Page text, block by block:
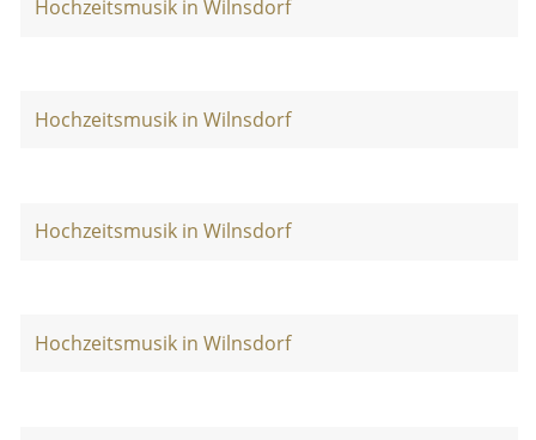
Hochzeitsmusik in Wilnsdorf
Hochzeitsmusik in Wilnsdorf
Hochzeitsmusik in Wilnsdorf
Hochzeitsmusik in Wilnsdorf